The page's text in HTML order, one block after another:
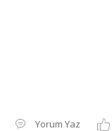
Yorum Yaz